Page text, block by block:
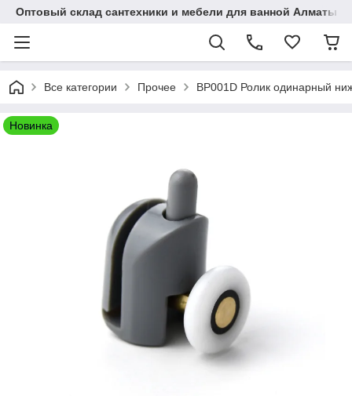
Оптовый склад сантехники и мебели для ванной Алматы •
Все категории Прочее BP001D Ролик одинарный
Новинка